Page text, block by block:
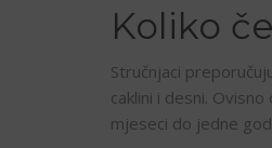
Koliko
Stručnjaci
caklini i desni.
mjeseci do jedne